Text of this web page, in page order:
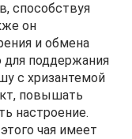
способствуя
он
и обмена
поддержания
с хризантемой
повышать
настроение.
чая имеет